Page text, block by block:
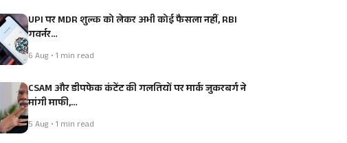
UPI पर MDR शुल्क को लेकर अभी कोई फैसला नहीं, RBI
गवर्नर…
6 Aug • 1 min read
CSAM और डीपफेक कंटेंट की गलतियों पर मार्क जुकरबर्ग ने
मांगी माफी,…
5 Aug • 1 min read